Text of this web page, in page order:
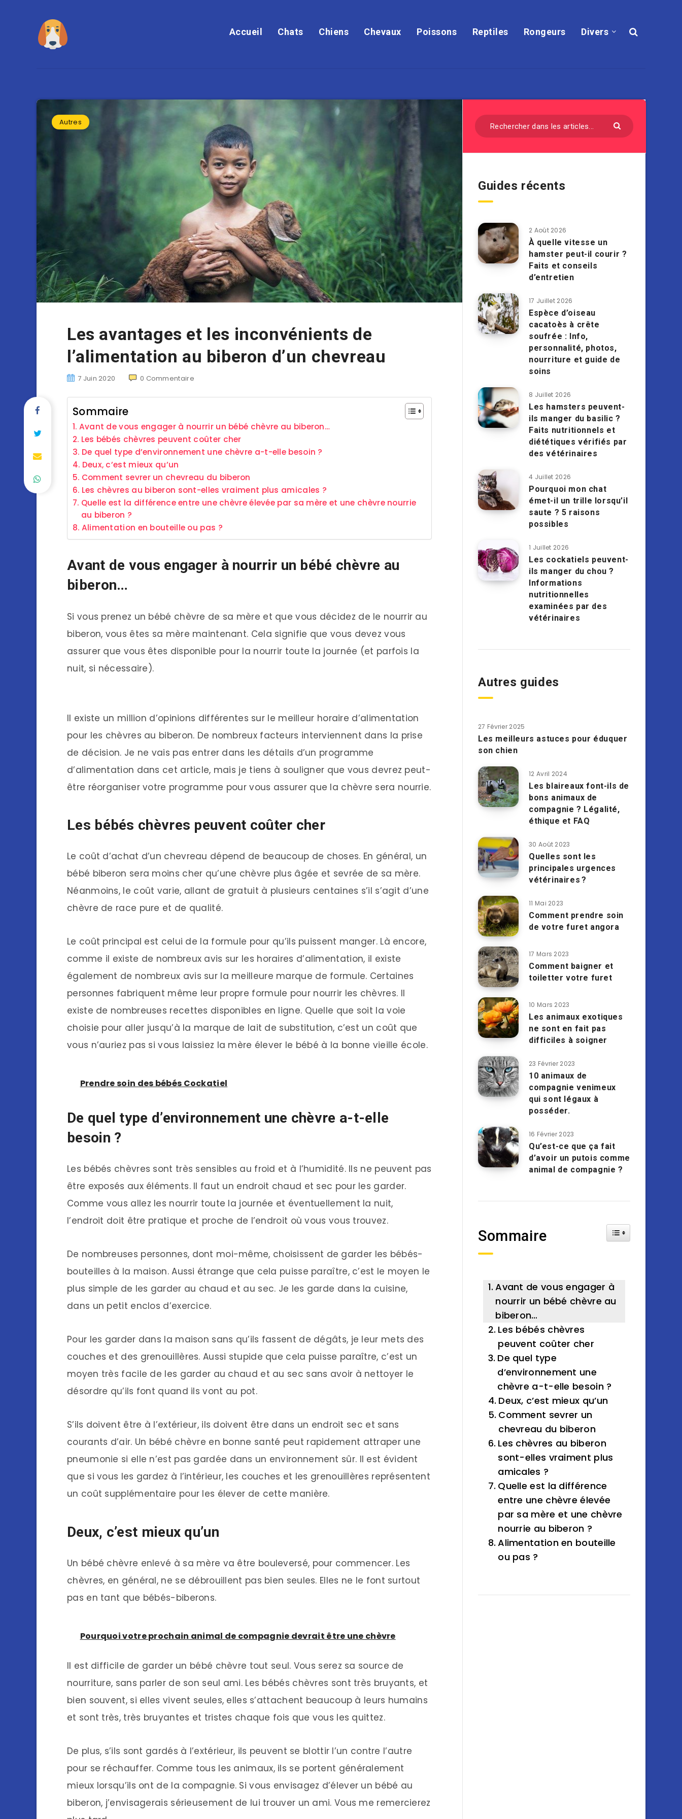
Accueil Chats Chiens Chevaux Poissons Reptiles Rongeurs Divers
Autres
Les avantages et les inconvénients de
l’alimentation au biberon d’un chevreau
7 Juin 2020 0 Commentaire
Sommaire
Avant de vous engager à nourrir un bébé chèvre au biberon…
Les bébés chèvres peuvent coûter cher
De quel type d’environnement une chèvre a-t-elle besoin ?
Deux, c’est mieux qu’un
Comment sevrer un chevreau du biberon
Les chèvres au biberon sont-elles vraiment plus amicales ?
Quelle est la différence entre une chèvre élevée par sa mère et une chèvre nourrie
au biberon ?
Alimentation en bouteille ou pas ?
Avant de vous engager à nourrir un bébé chèvre au
biberon…
Si vous prenez un bébé chèvre de sa mère et que vous décidez de le nourrir au
biberon, vous êtes sa mère maintenant. Cela signifie que vous devez vous
assurer que vous êtes disponible pour la nourrir toute la journée (et parfois la
nuit, si nécessaire).
Il existe un million d’opinions différentes sur le meilleur horaire d’alimentation
pour les chèvres au biberon. De nombreux facteurs interviennent dans la prise
de décision. Je ne vais pas entrer dans les détails d’un programme
d’alimentation dans cet article, mais je tiens à souligner que vous devrez peut-
être réorganiser votre programme pour vous assurer que la chèvre sera nourrie.
Les bébés chèvres peuvent coûter cher
Le coût d’achat d’un chevreau dépend de beaucoup de choses. En général, un
bébé biberon sera moins cher qu’une chèvre plus âgée et sevrée de sa mère.
Néanmoins, le coût varie, allant de gratuit à plusieurs centaines s’il s’agit d’une
chèvre de race pure et de qualité.
Le coût principal est celui de la formule pour qu’ils puissent manger. Là encore,
comme il existe de nombreux avis sur les horaires d’alimentation, il existe
également de nombreux avis sur la meilleure marque de formule. Certaines
personnes fabriquent même leur propre formule pour nourrir les chèvres. Il
existe de nombreuses recettes disponibles en ligne. Quelle que soit la voie
choisie pour aller jusqu’à la marque de lait de substitution, c’est un coût que
vous n’auriez pas si vous laissiez la mère élever le bébé à la bonne vieille école.
Prendre soin des bébés Cockatiel
De quel type d’environnement une chèvre a-t-elle
besoin ?
Les bébés chèvres sont très sensibles au froid et à l’humidité. Ils ne peuvent pas
être exposés aux éléments. Il faut un endroit chaud et sec pour les garder.
Comme vous allez les nourrir toute la journée et éventuellement la nuit,
l’endroit doit être pratique et proche de l’endroit où vous vous trouvez.
De nombreuses personnes, dont moi-même, choisissent de garder les bébés-
bouteilles à la maison. Aussi étrange que cela puisse paraître, c’est le moyen le
plus simple de les garder au chaud et au sec. Je les garde dans la cuisine,
dans un petit enclos d’exercice.
Pour les garder dans la maison sans qu’ils fassent de dégâts, je leur mets des
couches et des grenouillères. Aussi stupide que cela puisse paraître, c’est un
moyen très facile de les garder au chaud et au sec sans avoir à nettoyer le
désordre qu’ils font quand ils vont au pot.
S’ils doivent être à l’extérieur, ils doivent être dans un endroit sec et sans
courants d’air. Un bébé chèvre en bonne santé peut rapidement attraper une
pneumonie si elle n’est pas gardée dans un environnement sûr. Il est évident
que si vous les gardez à l’intérieur, les couches et les grenouillères représentent
un coût supplémentaire pour les élever de cette manière.
Deux, c’est mieux qu’un
Un bébé chèvre enlevé à sa mère va être bouleversé, pour commencer. Les
chèvres, en général, ne se débrouillent pas bien seules. Elles ne le font surtout
pas en tant que bébés-biberons.
Pourquoi votre prochain animal de compagnie devrait être une chèvre
Il est difficile de garder un bébé chèvre tout seul. Vous serez sa source de
nourriture, sans parler de son seul ami. Les bébés chèvres sont très bruyants, et
bien souvent, si elles vivent seules, elles s’attachent beaucoup à leurs humains
et sont très, très bruyantes et tristes chaque fois que vous les quittez.
De plus, s’ils sont gardés à l’extérieur, ils peuvent se blottir l’un contre l’autre
pour se réchauffer. Comme tous les animaux, ils se portent généralement
mieux lorsqu’ils ont de la compagnie. Si vous envisagez d’élever un bébé au
biberon, j’envisagerais sérieusement de lui trouver un ami. Vous me remercierez
Guides récents
2 Août 2026
À quelle vitesse un
hamster peut-il courir ?
Faits et conseils
d’entretien
17 Juillet 2026
Espèce d’oiseau
cacatoès à crête
soufrée : Info,
personnalité, photos,
nourriture et guide de
soins
8 Juillet 2026
Les hamsters peuvent-
ils manger du basilic ?
Faits nutritionnels et
diététiques vérifiés par
des vétérinaires
4 Juillet 2026
Pourquoi mon chat
émet-il un trille lorsqu’il
saute ? 5 raisons
possibles
1 Juillet 2026
Les cockatiels peuvent-
ils manger du chou ?
Informations
nutritionnelles
examinées par des
vétérinaires
Autres guides
27 Février 2025
Les meilleurs astuces pour éduquer
son chien
12 Avril 2024
Les blaireaux font-ils de
bons animaux de
compagnie ? Légalité,
éthique et FAQ
30 Août 2023
Quelles sont les
principales urgences
vétérinaires ?
11 Mai 2023
Comment prendre soin
de votre furet angora
17 Mars 2023
Comment baigner et
toiletter votre furet
10 Mars 2023
Les animaux exotiques
ne sont en fait pas
difficiles à soigner
23 Février 2023
10 animaux de
compagnie venimeux
qui sont légaux à
posséder.
16 Février 2023
Qu’est-ce que ça fait
d’avoir un putois comme
animal de compagnie ?
Sommaire Toggle Table of
Avant de vous engager à
nourrir un bébé chèvre au
biberon…
Les bébés chèvres
peuvent coûter cher
De quel type
d’environnement une
chèvre a-t-elle besoin ?
Deux, c’est mieux qu’un
Comment sevrer un
chevreau du biberon
Les chèvres au biberon
sont-elles vraiment plus
amicales ?
Quelle est la différence
entre une chèvre élevée
par sa mère et une chèvre
nourrie au biberon ?
Alimentation en bouteille
ou pas ?